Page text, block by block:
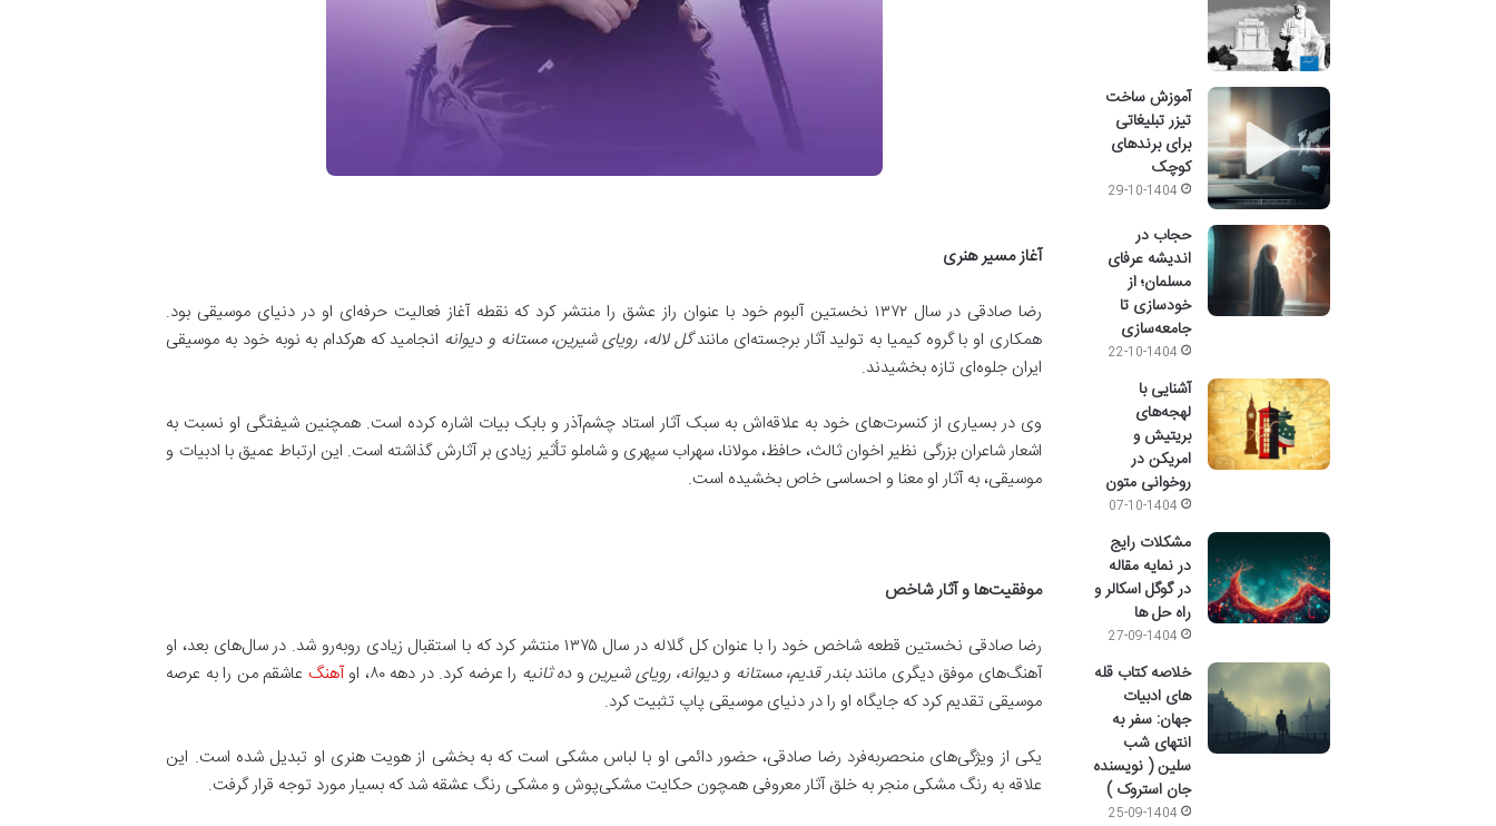
آغاز مسیر هنری
رضا صادقی در سال ۱۳۷۲ نخستین آلبوم خود با عنوان راز عشق را منتشر کرد که نقطه آغاز فعالیت حرفه‌ای او در دنیای موسیقی بود.
همکاری او با گروه کیمیا به تولید آثار برجسته‌ای مانندگل لاله، رویای شیرین، مستانه و دیوانه انجامید که هرکدام به نوبه خود به موسیقی
ایران جلوه‌ای تازه بخشیدند.
وی در بسیاری از کنسرت‌های خود به علاقه‌اش به سبک آثار استاد چشم‌آذر و بابک بیات اشاره کرده است. همچنین شیفتگی او نسبت به
اشعار شاعران بزرگی نظیر اخوان ثالث، حافظ، مولانا، سهراب سپهری و شاملو تأثیر زیادی بر آثارش گذاشته است. این ارتباط عمیق با ادبیات و
موسیقی، به آثار او معنا و احساسی خاص بخشیده است.
موفقیت‌ها و آثار شاخص
رضا صادقی نخستین قطعه شاخص خود را با عنوان کل گلاله در سال ۱۳۷۵ منتشر کرد که با استقبال زیادی روبه‌رو شد. در سال‌های بعد، او
آهنگ‌های موفق دیگری مانندبندر قدیم، مستانه و دیوانه، رویای شیرینوده ثانیه را عرضه کرد. در دهه ۸۰، او آهنگ عاشقم من را به عرصه
موسیقی تقدیم کرد که جایگاه او را در دنیای موسیقی پاپ تثبیت کرد.
یکی از ویژگی‌های منحصر‌به‌فرد رضا صادقی، حضور دائمی او با لباس مشکی است که به بخشی از هویت هنری او تبدیل شده است. این
علاقه به رنگ مشکی منجر به خلق آثار معروفی همچون حکایت مشکی‌پوش و مشکی رنگ عشقه شد که بسیار مورد توجه قرار گرفت.
آموزش ساخت
تیزر تبلیغاتی
برای برندهای
کوچک
29-10-1404
حجاب در
اندیشه عرفای
مسلمان؛ از
خودسازی تا
جامعه‌سازی
22-10-1404
آشنایی با
لهجه‌های
بریتیش و
امریکن در
روخوانی متون
07-10-1404
مشکلات رایج
در نمایه مقاله
در گوگل اسکالر و
راه حل ها
27-09-1404
خلاصه کتاب قله
های ادبیات
جهان: سفر به
انتهای شب
سلین ( نویسنده
جان استروک )
25-09-1404